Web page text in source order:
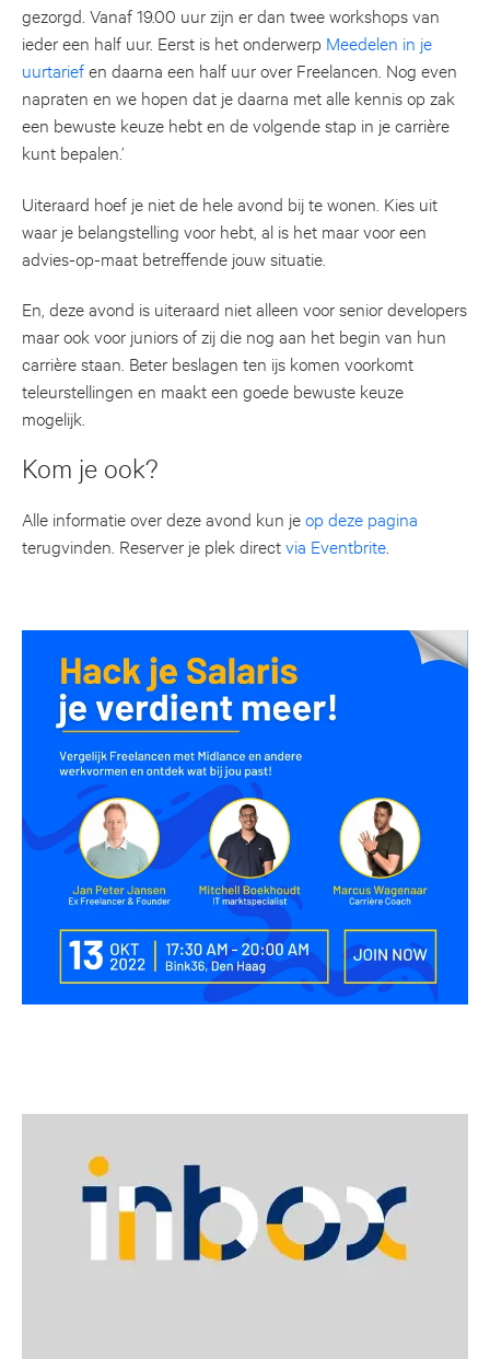
gezorgd. Vanaf 19.00 uur zijn er dan twee workshops van
ieder een half uur. Eerst is het onderwerp Meedelen in je
uurtariefen daarna een half uur over Freelancen. Nog even
napraten en we hopen dat je daarna met alle kennis op zak
een bewuste keuze hebt en de volgende stap in je carrière
kunt bepalen.’
Uiteraard hoef je niet de hele avond bij te wonen. Kies uit
waar je belangstelling voor hebt, al is het maar voor een
advies-op-maat betreffende jouw situatie.
En, deze avond is uiteraard niet alleen voor senior developers
maar ook voor juniors of zij die nog aan het begin van hun
carrière staan. Beter beslagen ten ijs komen voorkomt
teleurstellingen en maakt een goede bewuste keuze
mogelijk.
Kom je ook?
Alle informatie over deze avond kun jeop deze pagina
terugvinden. Reserver je plek directvia Eventbrite